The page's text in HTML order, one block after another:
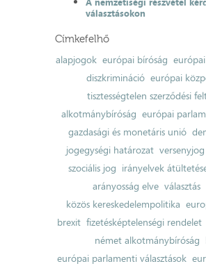
választásokon
Címkefelhő
alapjogok európai bíróság
diszkrimináció európai
tisztességtelen szerződési
alkotmánybíróság európai
gazdasági és monetáris unió
jogegységi határozat versenyjog
szociális jog irányelvek
arányosság elve választás
közös kereskedelempolitika
brexit fizetésképtelenségi rendelet
német alkotmánybíróság
európai parlamenti választások